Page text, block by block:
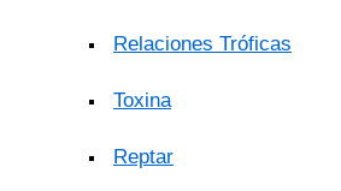
Relaciones Tróficas
Toxina
Reptar